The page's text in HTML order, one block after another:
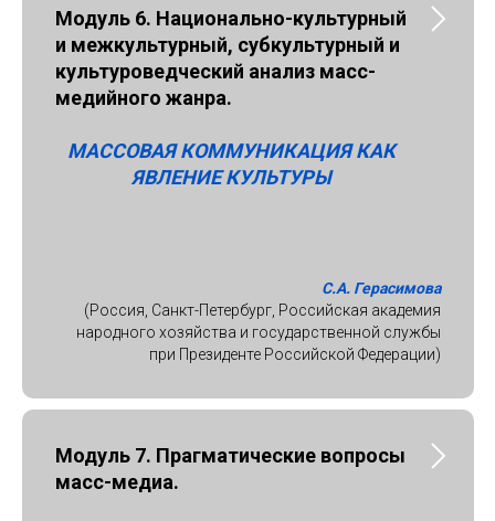
Модуль 6. Национально-культурный
и межкультурный, субкультурный и
культуроведческий анализ масс-
медийного жанра.
МАССОВАЯ КОММУНИКАЦИЯ КАК
ЯВЛЕНИЕ КУЛЬТУРЫ
С.А. Герасимова
(Россия, Санкт-Петербург, Российская академия
народного хозяйства и государственной службы
при Президенте Российской Федерации)
Модуль 7. Прагматические вопросы
масс-медиа.